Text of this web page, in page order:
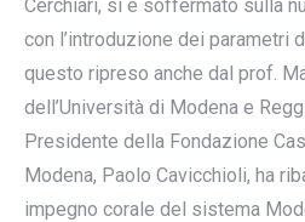
Cerchiari, si è soffermato sulla
con l’introduzione dei parametri
questo ripreso anche dal prof.
dell’Università di Modena e
Presidente della Fondazione
Modena, Paolo Cavicchioli, ha
impegno corale del sistema